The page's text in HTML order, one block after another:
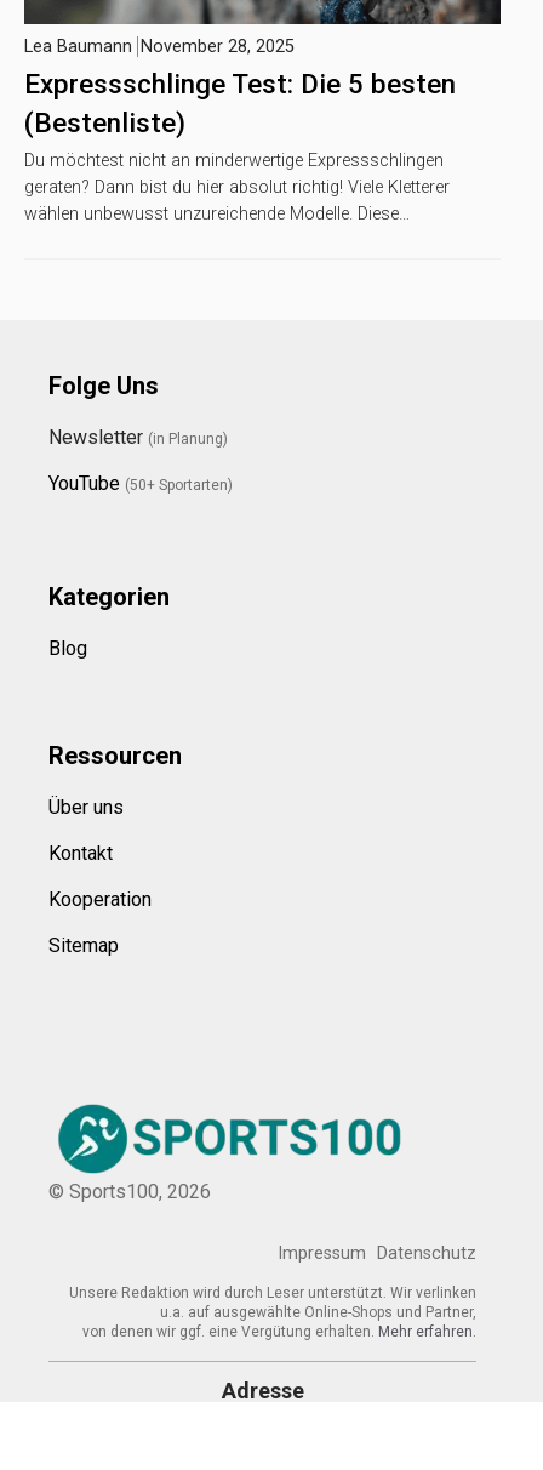
Expressschlinge Test: Die 5 besten
(Bestenliste)
Lea Baumann November 28, 2025
Du möchtest nicht an minderwertige Expressschlingen
geraten? Dann bist du hier absolut richtig! Viele Kletterer
wählen unbewusst unzureichende Modelle. Diese…
Folge Uns
Newsletter (in Planung)
YouTube (50+ Sportarten)
Kategorien
Blog
Ressourcen
Über uns
Kontakt
Kooperation
Sitemap
© Sports100, 2026
Impressum Datenschutz
Unsere Redaktion wird durch Leser unterstützt. Wir verlinken
u.a. auf ausgewählte Online-Shops und Partner,
von denen wir ggf. eine Vergütung erhalten. Mehr erfahren.
Adresse